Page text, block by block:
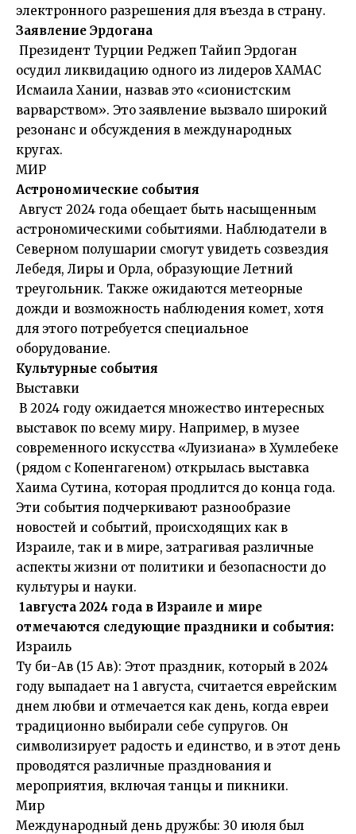
электронного разрешения для въезда в страну.
Заявление Эрдогана
Президент Турции Реджеп Тайип Эрдоган
осудил ликвидацию одного из лидеров ХАМАС
Исмаила Хании, назвав это «сионистским
варварством». Это заявление вызвало широкий
резонанс и обсуждения в международных
кругах.
МИР
Астрономические события
Август 2024 года обещает быть насыщенным
астрономическими событиями. Наблюдатели в
Северном полушарии смогут увидеть созвездия
Лебедя, Лиры и Орла, образующие Летний
треугольник. Также ожидаются метеорные
дожди и возможность наблюдения комет, хотя
для этого потребуется специальное
оборудование.
Культурные события
Выставки
В 2024 году ожидается множество интересных
выставок по всему миру. Например, в музее
современного искусства «Луизиана» в Хумлебеке
(рядом с Копенгагеном) открылась выставка
Хаима Сутина, которая продлится до конца года.
Эти события подчеркивают разнообразие
новостей и событий, происходящих как в
Израиле, так и в мире, затрагивая различные
аспекты жизни от политики и безопасности до
культуры и науки.
1августа 2024 года в Израиле и мире
отмечаются следующие праздники и события:
Израиль
Ту би-Ав (15 Ав): Этот праздник, который в 2024
году выпадает на 1 августа, считается еврейским
днем любви и отмечается как день, когда евреи
традиционно выбирали себе супругов. Он
символизирует радость и единство, и в этот день
проводятся различные празднования и
мероприятия, включая танцы и пикники.
Мир
Международный день дружбы: 30 июля был